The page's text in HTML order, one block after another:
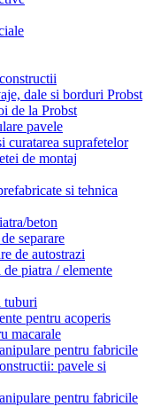
dale si borduri Probst
de la Probst
pavele
curatarea suprafetelor
de montaj
si tehnica
beton
separare
de autostrazi
piatra / elemente
tuburi
pentru acoperis
macarale
pentru fabricile
pavele si
pentru fabricile